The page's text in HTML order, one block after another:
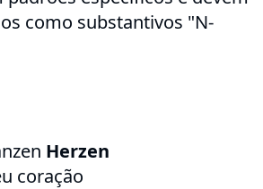
como substantivos "N-
Herzen
coração